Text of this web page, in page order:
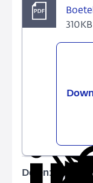
Delen:
Deel